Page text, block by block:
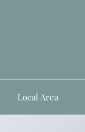
Local Area